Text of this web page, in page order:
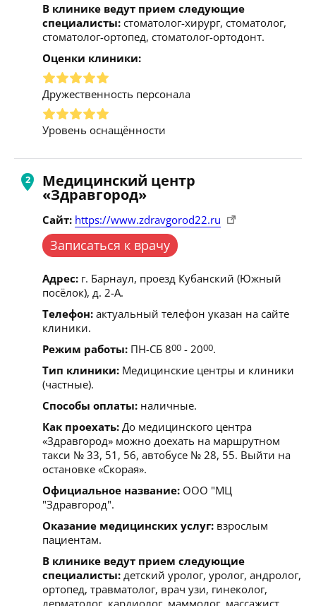
В клинике ведут прием следующие
специалисты: стоматолог-хирург, стоматолог,
стоматолог-ортопед, стоматолог-ортодонт.
Оценки клиники:
Дружественность персонала
Уровень оснащённости
Медицинский центр
«Здравгород»
Сайт: https://www.zdravgorod22.ru
Записаться к врачу
Адрес: г. Барнаул, проезд Кубанский (Южный
посёлок), д. 2-А.
Телефон: актуальный телефон указан на сайте
клиники.
Режим работы: ПН-СБ 800 - 2000.
Тип клиники: Медицинские центры и клиники
(частные).
Способы оплаты: наличные.
Как проехать: До медицинского центра
«Здравгород» можно доехать на маршрутном
такси № 33, 51, 56, автобусе № 28, 55. Выйти на
остановке «Скорая».
Официальное название: ООО "МЦ
"Здравгород".
Оказание медицинских услуг: взрослым
пациентам.
В клинике ведут прием следующие
специалисты: детский уролог, уролог, андролог,
ортопед, травматолог, врач узи, гинеколог,
дерматолог, кардиолог, маммолог, массажист,